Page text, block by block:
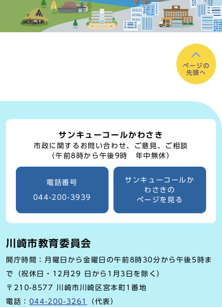
ページの
先頭へ
サンキューコールかわさき
市政に関するお問い合わせ、ご意見、ご相談
（午前8時から午後9時 年中無休）
電話番号
044-200-3939
サンキューコールか
わさきの
ページを見る
川崎市教育委員会
開庁時間：月曜日から金曜日の午前8時30分から午後5時ま
で（祝休日・12月29 日から1月3日を除く）
〒210-8577 川崎市川崎区宮本町1番地
電話： 044-200-3261 （代表）